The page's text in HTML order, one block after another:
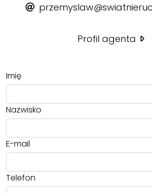
Profil agenta
Imię
Nazwisko
E-mail
Telefon